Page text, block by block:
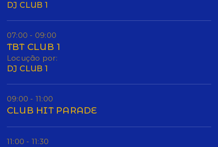
DJ CLUB 1
07:00 - 09:00
TBT CLUB 1
Locução por:
DJ CLUB 1
09:00 - 11:00
CLUB HIT PARADE
11:00 - 11:30